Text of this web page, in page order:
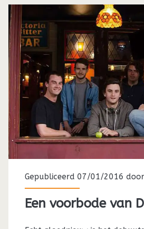
Gepubliceerd 07/01/2016
Een voorbode van